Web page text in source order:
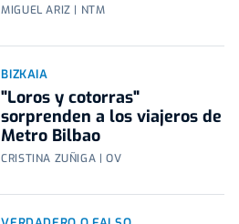
MIGUEL ARIZ | NTM
BIZKAIA
"Loros y cotorras"
sorprenden a los viajeros de
Metro Bilbao
CRISTINA ZUÑIGA | OV